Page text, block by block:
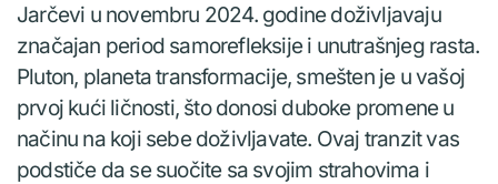
Jarčevi u novembru 2024. godine doživljavaju
značajan period samorefleksije i unutrašnjeg rasta.
Pluton, planeta transformacije, smešten je u vašoj
prvoj kući ličnosti, što donosi duboke promene u
načinu na koji sebe doživljavate. Ovaj tranzit vas
podstiče da se suočite sa svojim strahovima i